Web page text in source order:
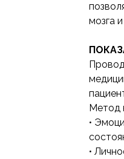
мозга
Метод
•
•